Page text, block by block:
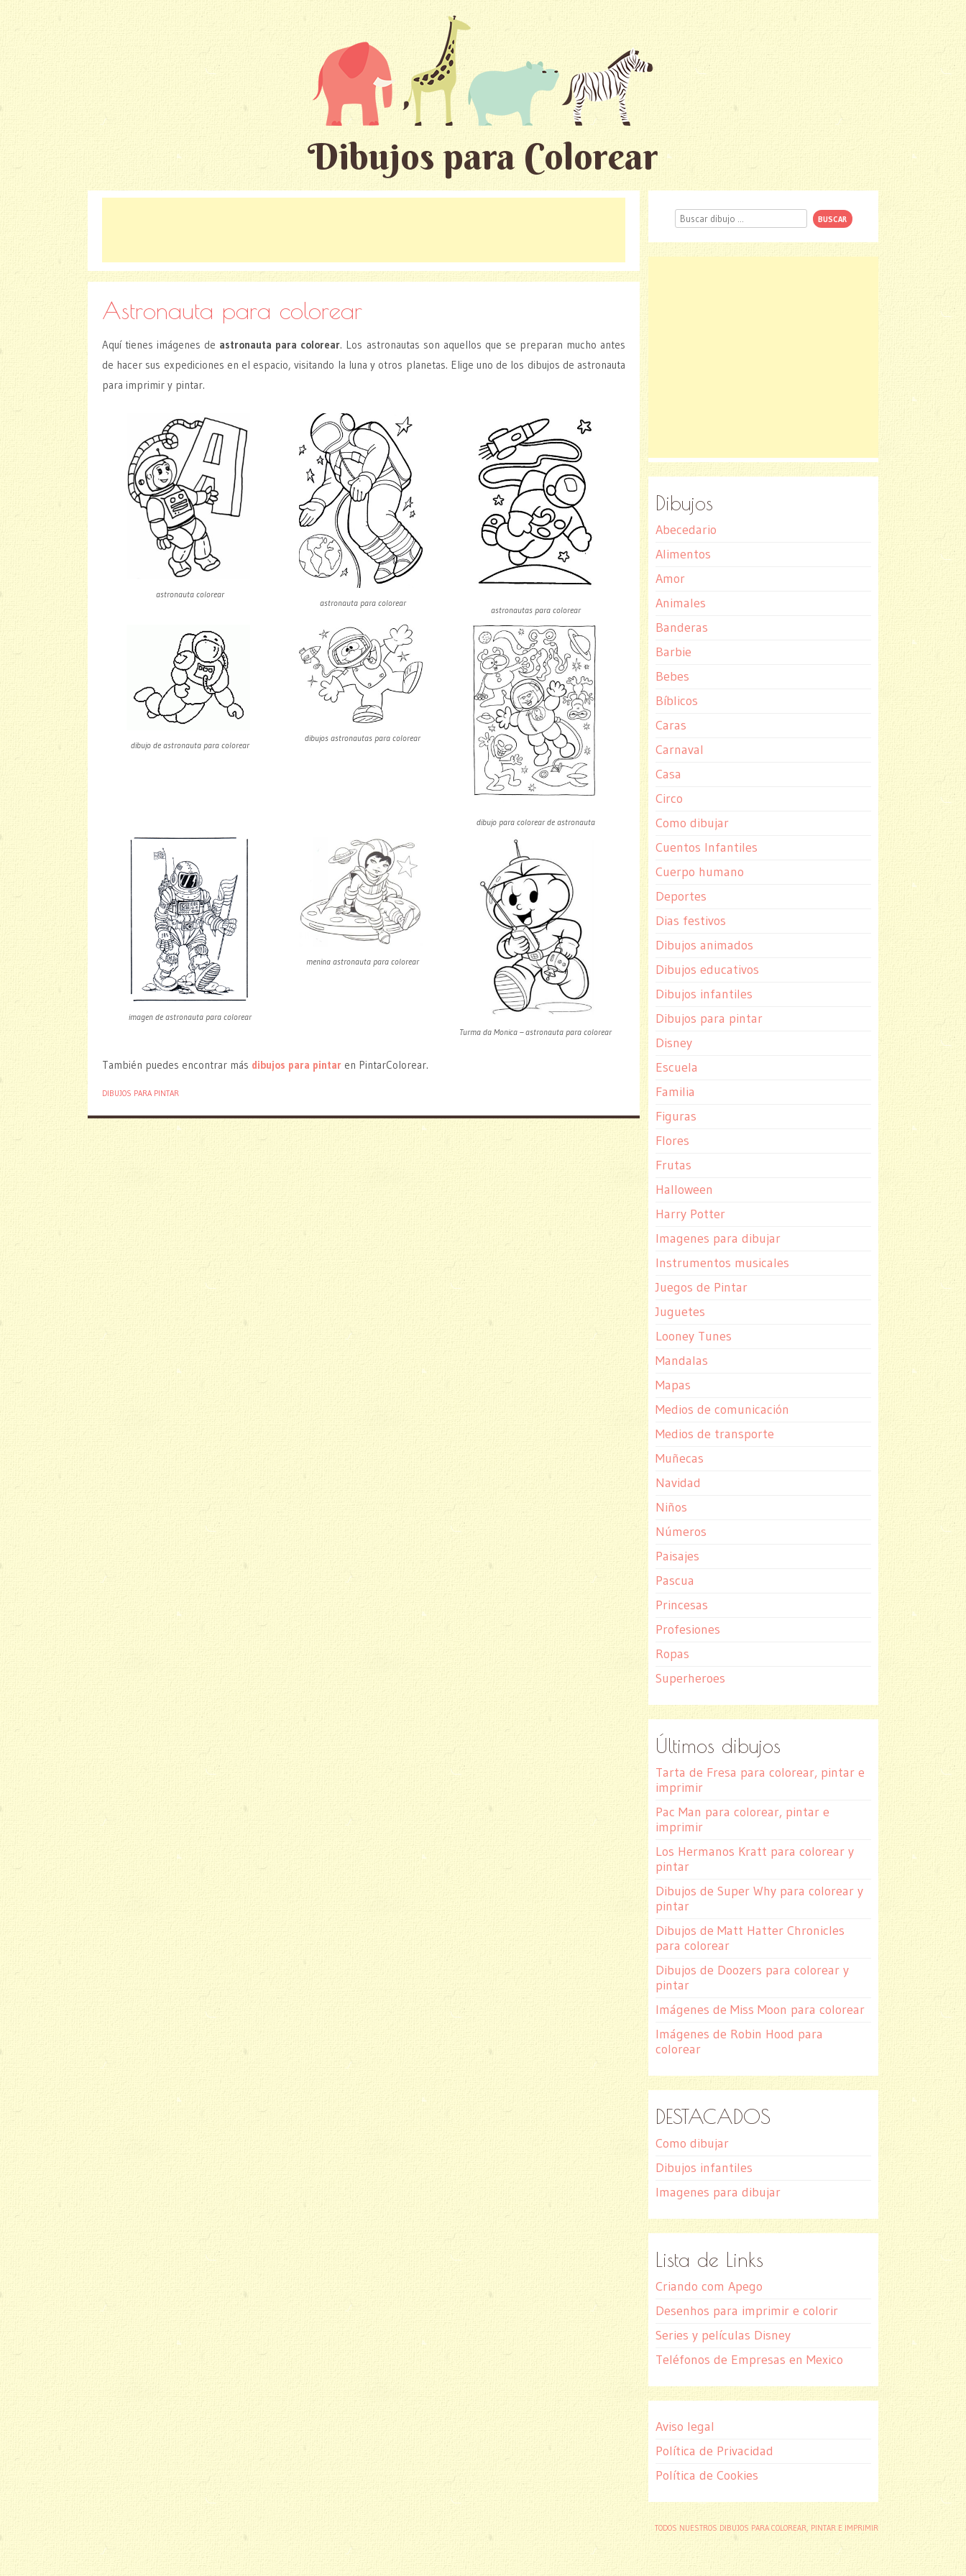
Dibujos para Colorear
Astronauta para colorear
Aquí tienes imágenes de astronauta para colorear. Los astronautas son aquellos que se preparan mucho antes
de hacer sus expediciones en el espacio, visitando la luna y otros planetas. Elige uno de los dibujos de astronauta
para imprimir y pintar.
astronauta colorear
astronauta para colorear
astronautas para colorear
dibujo de astronauta para colorear
dibujos astronautas para colorear
dibujo para colorear de astronauta
imagen de astronauta para colorear
menina astronauta para colorear
Turma da Monica – astronauta para colorear
También puedes encontrar más dibujos para pintar en PintarColorear.
DIBUJOS PARA PINTAR
Buscar
Dibujos
Abecedario
Alimentos
Amor
Animales
Banderas
Barbie
Bebes
Bíblicos
Caras
Carnaval
Casa
Circo
Como dibujar
Cuentos Infantiles
Cuerpo humano
Deportes
Dias festivos
Dibujos animados
Dibujos educativos
Dibujos infantiles
Dibujos para pintar
Disney
Escuela
Familia
Figuras
Flores
Frutas
Halloween
Harry Potter
Imagenes para dibujar
Instrumentos musicales
Juegos de Pintar
Juguetes
Looney Tunes
Mandalas
Mapas
Medios de comunicación
Medios de transporte
Muñecas
Navidad
Niños
Números
Paisajes
Pascua
Princesas
Profesiones
Ropas
Superheroes
Últimos dibujos
Tarta de Fresa para colorear, pintar e
imprimir
Pac Man para colorear, pintar e
imprimir
Los Hermanos Kratt para colorear y
pintar
Dibujos de Super Why para colorear y
pintar
Dibujos de Matt Hatter Chronicles
para colorear
Dibujos de Doozers para colorear y
pintar
Imágenes de Miss Moon para colorear
Imágenes de Robin Hood para
colorear
DESTACADOS
Como dibujar
Dibujos infantiles
Imagenes para dibujar
Lista de Links
Criando com Apego
Desenhos para imprimir e colorir
Series y películas Disney
Teléfonos de Empresas en Mexico
Aviso legal
Política de Privacidad
Política de Cookies
TODOS NUESTROS DIBUJOS PARA COLOREAR, PINTAR E IMPRIMIR